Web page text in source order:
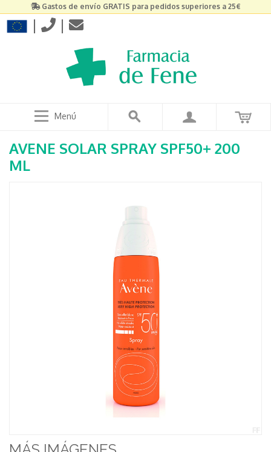
Gastos de envío GRATIS para pedidos superiores a 25€
| |
Menú
AVENE SOLAR SPRAY SPF50+ 200
ML